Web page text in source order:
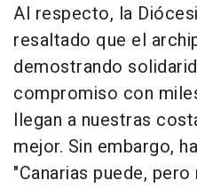
Al respecto, la
resaltado que el
demostrando
compromiso con
llegan a nuestras
mejor. Sin embargo,
"Canarias puede, pero